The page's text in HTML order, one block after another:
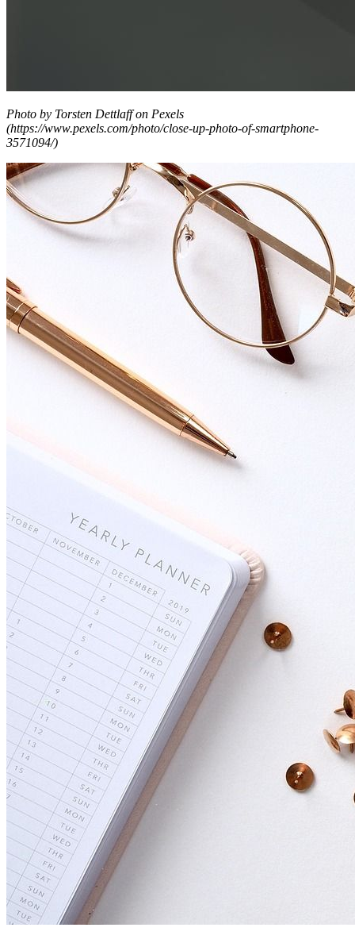
Photo by Torsten Dettlaff on Pexels
(https://www.pexels.com/photo/close-up-photo-of-smartphone-
3571094/)